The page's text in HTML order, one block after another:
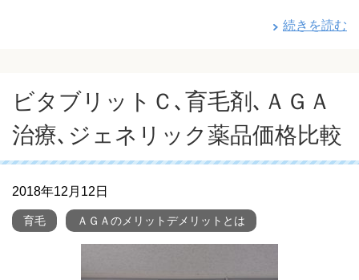
続きを読む
ビタブリットＣ､育毛剤､ＡＧＡ
治療､ジェネリック薬品価格比較
2018年12月12日
育毛 ＡＧＡのメリットデメリットとは